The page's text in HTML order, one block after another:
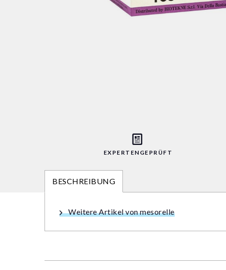
EXPERTENGEPRÜFT
BESCHREIBUNG
Weitere Artikel von mesorelle